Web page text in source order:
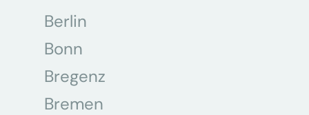
Berlin
Bonn
Bregenz
Bremen